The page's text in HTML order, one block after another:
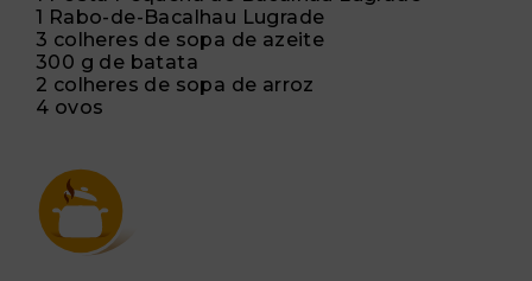
1 Rabo-de-Bacalhau Lugrade
3 colheres de sopa de azeite
300 g de batata
2 colheres de sopa de arroz
4 ovos